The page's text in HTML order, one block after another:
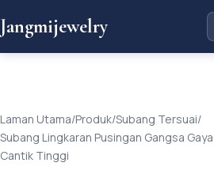
Jangmijewelry
Laman Utama/Produk/Subang Tersuai/
Subang Lingkaran Pusingan Gangsa
Cantik Tinggi